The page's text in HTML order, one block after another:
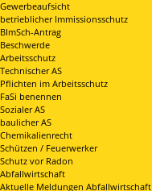
Gewerbeaufsicht
betrieblicher Immissionsschutz
BImSch-Antrag
Beschwerde
Arbeitsschutz
Technischer AS
Pflichten im Arbeitsschutz
FaSi benennen
Sozialer AS
baulicher AS
Chemikalienrecht
Schützen / Feuerwerker
Schutz vor Radon
Abfallwirtschaft
Aktuelle Meldungen Abfallwirtschaft